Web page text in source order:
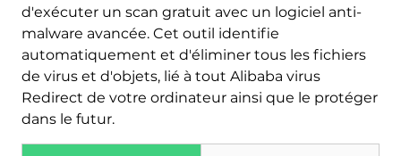
d'exécuter un scan gratuit avec un logiciel anti-
malware avancée. Cet outil identifie
automatiquement et d'éliminer tous les fichiers
de virus et d'objets, lié à tout Alibaba virus
Redirect de votre ordinateur ainsi que le protéger
dans le futur.